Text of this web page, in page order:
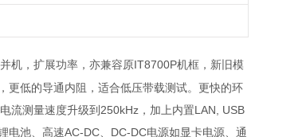
机，扩展功率，亦兼容原IT8700P机框，新旧模
更低的导通内阻，适合低压带载测试。更快的环
流测量速度升级到 250kHz ，加上内置LAN, USB
电池、高速AC-DC DC-DC电源如显卡电源、通